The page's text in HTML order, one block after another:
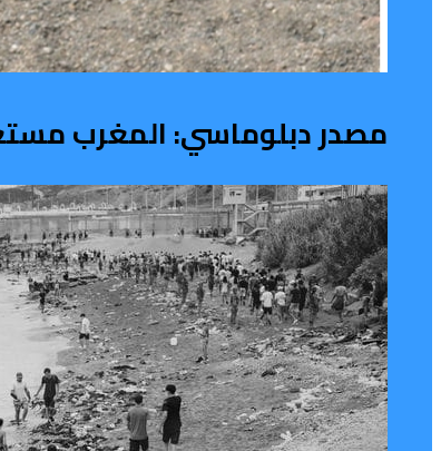
مصدر دبلوماسي: المغرب